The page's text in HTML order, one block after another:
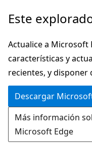
Ir
contenido
principal
Este
Actualice a Microsoft
características y
recientes, y disponer
Descargar
Más información
Microsoft Edge